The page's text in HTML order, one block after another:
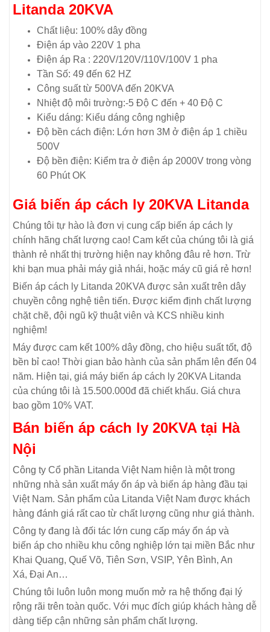
Litanda 20KVA
Chất liệu: 100% dây đồng
Điện áp vào 220V 1 pha
Điện áp Ra : 220V/120V/110V/100V 1 pha
Tần Số: 49 đến 62 HZ
Công suất từ 500VA đến 20KVA
Nhiệt độ môi trường:-5 Độ C đến + 40 Độ C
Kiểu dáng: Kiểu dáng công nghiệp
Độ bền cách điện: Lớn hơn 3M ở điện áp 1 chiều
500V
Độ bền điện: Kiểm tra ở điện áp 2000V trong vòng
60 Phút OK
Giá biến áp cách ly 20KVA Litanda
Chúng tôi tự hào là đơn vị cung cấp biến áp cách ly
chính hãng chất lượng cao! Cam kết của chúng tôi là giá
thành rẻ nhất thị trường hiện nay không đâu rẻ hơn. Trừ
khi bạn mua phải máy giả nhái, hoặc máy cũ giá rẻ hơn!
Biến áp cách ly Litanda 20KVA được sản xuất trên dây
chuyền công nghệ tiên tiến. Được kiểm định chất lượng
chặt chẽ, đội ngũ kỹ thuật viên và KCS nhiều kinh
nghiệm!
Máy được cam kết 100% dây đồng, cho hiệu suất tốt, độ
bền bỉ cao! Thời gian bảo hành của sản phẩm lên đến 04
năm. Hiện tại, giá máy biến áp cách ly 20KVA Litanda
của chúng tôi là 15.500.000đ đã chiết khấu. Giá chưa
bao gồm 10% VAT.
Bán biến áp cách ly 20KVAtại Hà
Nội
Công ty Cổ phần Litanda Việt Nam hiện là một trong
những nhà sản xuất máy ổn áp và biến áp hàng đầu tại
Việt Nam. Sản phẩm của Litanda Việt Nam được khách
hàng đánh giá rất cao từ chất lượng cũng như giá thành.
Công ty đang là đối tác lớn cung cấp máy ổn áp và
biến áp cho nhiều khu công nghiệp lớn tại miền Bắc như
Khai Quang, Quế Võ, Tiên Sơn, VSIP, Yên Bình, An
Xá, Đại An…
Chúng tôi luôn luôn mong muốn mở ra hệ thống đại lý
rộng rãi trên toàn quốc. Với mục đích giúp khách hàng dễ
dàng tiếp cận những sản phẩm chất lượng.